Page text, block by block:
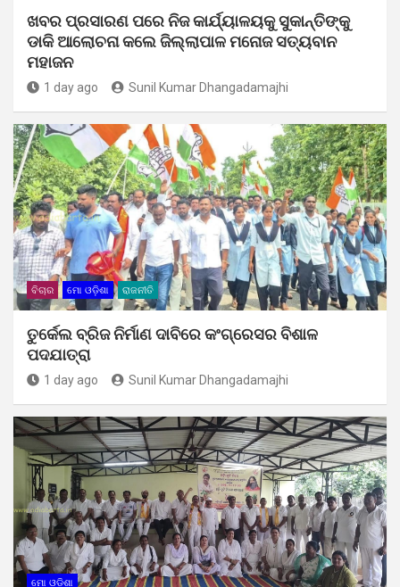
ଖବର ପ୍ରସାରଣ ପରେ ନିଜ କାର୍ଯ୍ୟାଳୟକୁ ସୁକାନ୍ତିଙ୍କୁ
ଡାକି ଆଲୋଚନା କଲେ ଜିଲ୍ଲାପାଳ ମନୋଜ ସତ୍ୟବାନ
ମହାଜନ
1 day ago Sunil Kumar Dhangadamajhi
ବିଚାର ମୋ ଓଡ଼ିଶା ରାଜନୀତି
ତୁର୍କେଲ ବ୍ରିଜ ନିର୍ମାଣ ଦାବିରେ କଂଗ୍ରେସର ବିଶାଳ
ପଦଯାତ୍ରା
1 day ago Sunil Kumar Dhangadamajhi
ମୋ ଓଡ଼ିଶା